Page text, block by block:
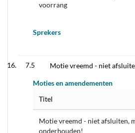
voorrang
Sprekers
7.5 Motie vreemd - niet
Moties en amendementen
Titel
Motie vreemd - niet afsluiten,
onderhouden!